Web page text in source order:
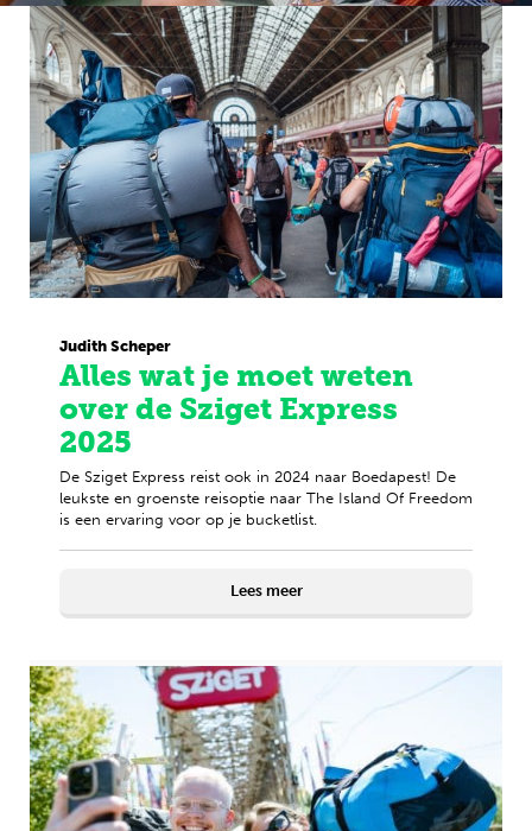
Judith Scheper
Alles wat je moet weten
over de Sziget Express
2025
De Sziget Express reist ook in 2024 naar Boedapest! De
leukste en groenste reisoptie naar The Island Of Freedom
is een ervaring voor op je bucketlist.
Lees meer